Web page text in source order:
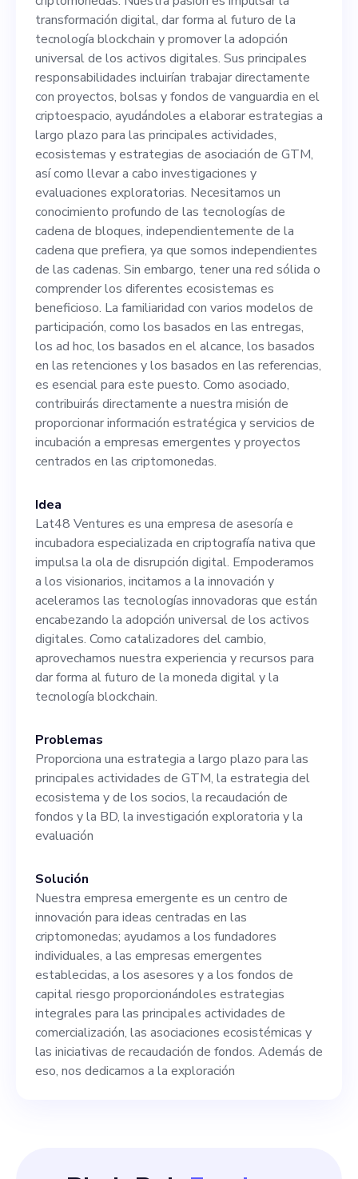
de vanguardia en el
criptoespacio, ayudándoles a
elaborar estrategias a largo
plazo para las principales
actividades, ecosistemas y
estrategias de asociación de
GTM, así como llevar a cabo
investigaciones y
evaluaciones exploratorias.
Necesitamos un
conocimiento profundo de
las tecnologías de cadena de
bloques,
independientemente de la
cadena que prefiera, ya que
somos independientes de las
una red sólida o comprender
los diferentes ecosistemas
es beneficioso. La
familiaridad con varios
modelos de participación,
como los basados en las
entregas, los ad hoc, los
basados en el alcance, los
basados en las retenciones y
los basados en las
referencias, es esencial para
este puesto. Como asociado,
nuestra misión de
proporcionar información
estratégica y servicios de
incubación a empresas
emergentes y proyectos
centrados en las
criptomonedas.
transformación digital, dar forma al futuro de la
tecnología blockchain y promover la adopción
universal de los activos digitales. Sus principales
responsabilidades incluirían trabajar directamente
con proyectos, bolsas y fondos de vanguardia en el
criptoespacio, ayudándoles a elaborar estrategias a
largo plazo para las principales actividades,
ecosistemas y estrategias de asociación de GTM,
así como llevar a cabo investigaciones y
evaluaciones exploratorias. Necesitamos un
conocimiento profundo de las tecnologías de
cadena de bloques, independientemente de la
cadena que prefiera, ya que somos independientes
de las cadenas. Sin embargo, tener una red sólida o
comprender los diferentes ecosistemas es
beneficioso. La familiaridad con varios modelos de
participación, como los basados en las entregas,
los ad hoc, los basados en el alcance, los basados
en las retenciones y los basados en las referencias,
es esencial para este puesto. Como asociado,
contribuirás directamente a nuestra misión de
proporcionar información estratégica y servicios de
incubación a empresas emergentes y proyectos
centrados en las criptomonedas.
Idea
Lat48 Ventures es una empresa de asesoría e
incubadora especializada en criptografía nativa que
impulsa la ola de disrupción digital. Empoderamos
a los visionarios, incitamos a la innovación y
aceleramos las tecnologías innovadoras que están
encabezando la adopción universal de los activos
digitales. Como catalizadores del cambio,
aprovechamos nuestra experiencia y recursos para
dar forma al futuro de la moneda digital y la
tecnología blockchain.
Problemas
Proporciona una estrategia a largo plazo para las
principales actividades de GTM, la estrategia del
ecosistema y de los socios, la recaudación de
fondos y la BD, la investigación exploratoria y la
evaluación
Solución
Nuestra empresa emergente es un centro de
innovación para ideas centradas en las
criptomonedas; ayudamos a los fundadores
individuales, a las empresas emergentes
establecidas, a los asesores y a los fondos de
capital riesgo proporcionándoles estrategias
integrales para las principales actividades de
comercialización, las asociaciones ecosistémicas y
las iniciativas de recaudación de fondos. Además de
eso, nos dedicamos a la exploración